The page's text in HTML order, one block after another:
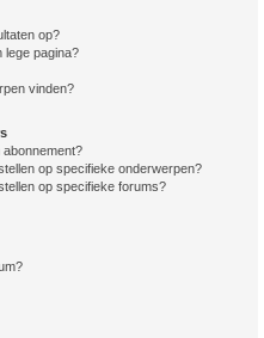
op?
lege pagina?
vinden?
op specifieke onderwerpen?
op specifieke forums?